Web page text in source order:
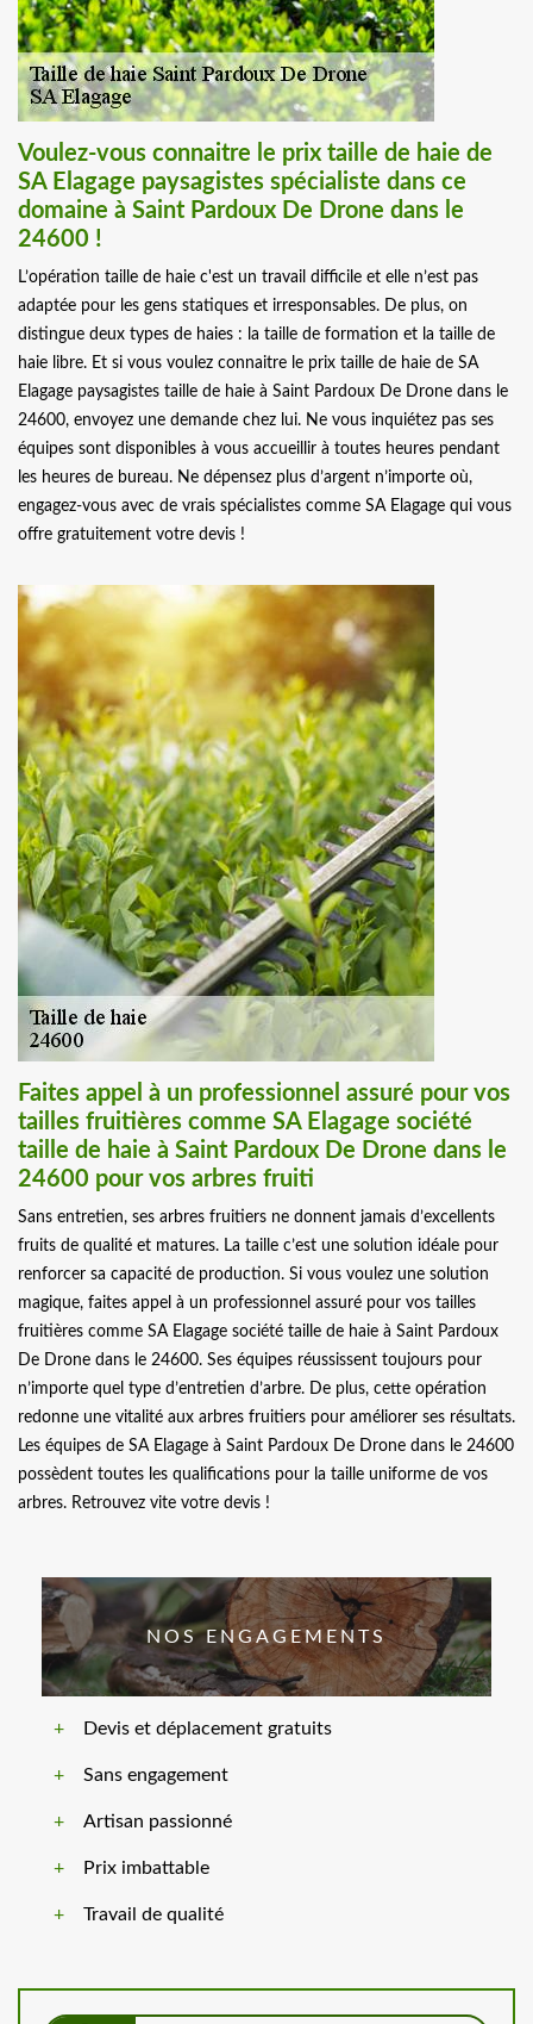
Voulez-vous connaitre le prix taille de haie de
SA Elagage paysagistes spécialiste dans ce
domaine à Saint Pardoux De Drone dans le
24600 !
L’opération taille de haie c'est un travail difficile et elle n’est pas
adaptée pour les gens statiques et irresponsables. De plus, on
distingue deux types de haies : la taille de formation et la taille de
haie libre. Et si vous voulez connaitre le prix taille de haie de SA
Elagage paysagistes taille de haie à Saint Pardoux De Drone dans le
24600, envoyez une demande chez lui. Ne vous inquiétez pas ses
équipes sont disponibles à vous accueillir à toutes heures pendant
les heures de bureau. Ne dépensez plus d’argent n’importe où,
engagez-vous avec de vrais spécialistes comme SA Elagage qui vous
offre gratuitement votre devis !
Faites appel à un professionnel assuré pour vos
tailles fruitières comme SA Elagage société
taille de haie à Saint Pardoux De Drone dans le
24600 pour vos arbres fruiti
Sans entretien, ses arbres fruitiers ne donnent jamais d’excellents
fruits de qualité et matures. La taille c’est une solution idéale pour
renforcer sa capacité de production. Si vous voulez une solution
magique, faites appel à un professionnel assuré pour vos tailles
fruitières comme SA Elagage société taille de haie à Saint Pardoux
De Drone dans le 24600. Ses équipes réussissent toujours pour
n’importe quel type d’entretien d’arbre. De plus, cette opération
redonne une vitalité aux arbres fruitiers pour améliorer ses résultats.
Les équipes de SA Elagage à Saint Pardoux De Drone dans le 24600
possèdent toutes les qualifications pour la taille uniforme de vos
arbres. Retrouvez vite votre devis !
NOS ENGAGEMENTS
Devis et déplacement gratuits
Sans engagement
Artisan passionné
Prix imbattable
Travail de qualité